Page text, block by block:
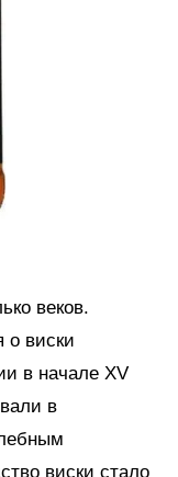
веков.
о виски
в начале XV
в
виски стало